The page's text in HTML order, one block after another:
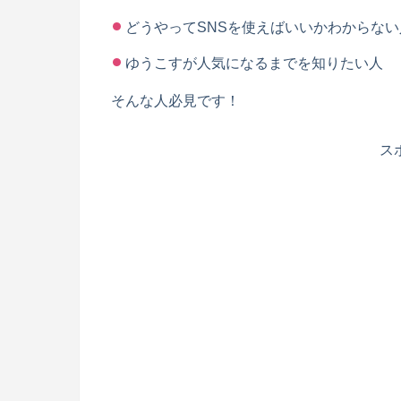
どうやってSNSを使えばいいかわからない
ゆうこすが人気になるまでを知りたい人
そんな人必見です！
ス